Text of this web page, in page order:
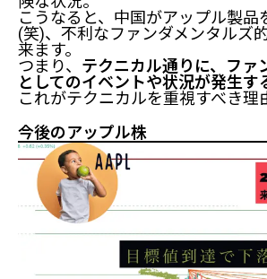
こうなると、中国がアップル製品
(笑)、不利なファンダメンタルズ
来ます。
つまり、 テクニカル通りに、ファ
としてのイベントや状況が発生す
これがテクニカルを重視すべき理
今後のアップル株